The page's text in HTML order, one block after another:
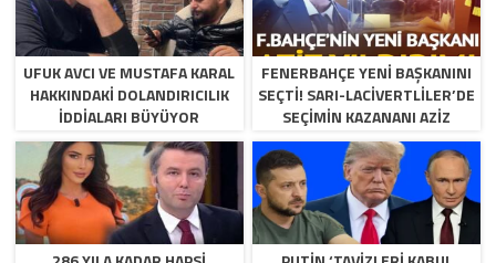
UFUK AVCI VE MUSTAFA KARAL
HAKKINDAKI DOLANDIRICILIK
İDDIALARI BÜYÜYOR
FENERBAHÇE YENI BAŞKANINI
SEÇTI! SARI-LACIVERTLILER’DE
SEÇIMIN KAZANANI AZIZ
YILDIRIM OLDU